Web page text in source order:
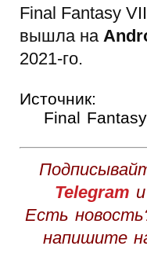
Final Fantasy
вышла на
2021-го.
Источник:
Final
Telegram
Есть
напишите